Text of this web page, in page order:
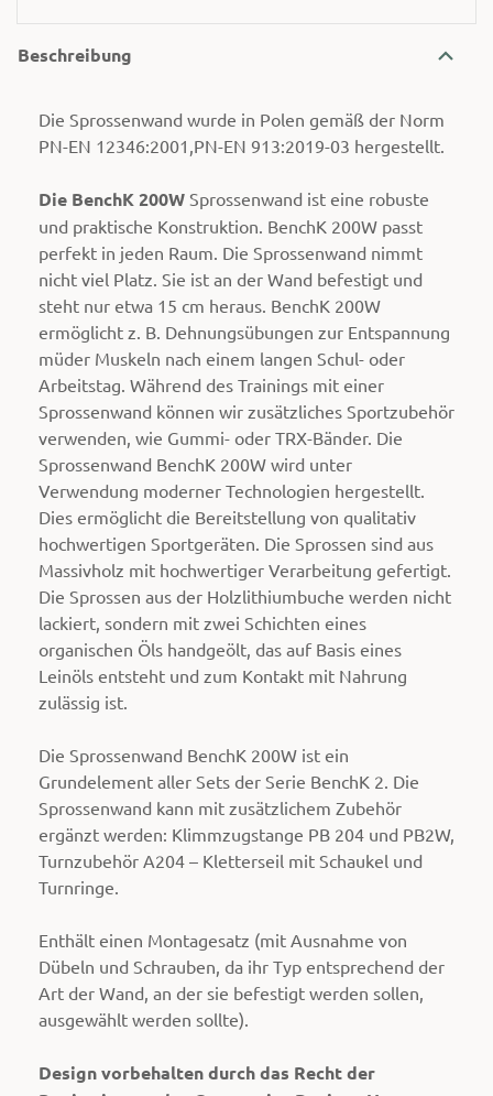
Beschreibung
Die Sprossenwand wurde in Polen gemäß der Norm
PN-EN 12346:2001,PN-EN 913:2019-03 hergestellt.
Die BenchK 200W Sprossenwand ist eine robuste
und praktische Konstruktion. BenchK 200W passt
perfekt in jeden Raum. Die Sprossenwand nimmt
nicht viel Platz. Sie ist an der Wand befestigt und
steht nur etwa 15 cm heraus. BenchK 200W
ermöglicht z. B. Dehnungsübungen zur Entspannung
müder Muskeln nach einem langen Schul- oder
Arbeitstag. Während des Trainings mit einer
Sprossenwand können wir zusätzliches Sportzubehör
verwenden, wie Gummi- oder TRX-Bänder. Die
Sprossenwand BenchK 200W wird unter
Verwendung moderner Technologien hergestellt.
Dies ermöglicht die Bereitstellung von qualitativ
hochwertigen Sportgeräten. Die Sprossen sind aus
Massivholz mit hochwertiger Verarbeitung gefertigt.
Die Sprossen aus der Holzlithiumbuche werden nicht
lackiert, sondern mit zwei Schichten eines
organischen Öls handgeölt, das auf Basis eines
Leinöls entsteht und zum Kontakt mit Nahrung
zulässig ist.
Die Sprossenwand BenchK 200W ist ein
Grundelement aller Sets der Serie BenchK 2. Die
Sprossenwand kann mit zusätzlichem Zubehör
ergänzt werden: Klimmzugstange PB 204 und PB2W,
Turnzubehör A204 – Kletterseil mit Schaukel und
Turnringe.
Enthält einen Montagesatz (mit Ausnahme von
Dübeln und Schrauben, da ihr Typ entsprechend der
Art der Wand, an der sie befestigt werden sollen,
ausgewählt werden sollte).
Design vorbehalten durch das Recht der